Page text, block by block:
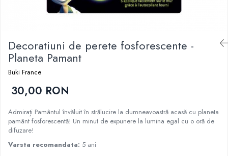
Instrumente muzicale pentru copii
Caruseluri muzicale
Joc de rol
Storytelling
Banc de lucru pentru copii
Papusi de mana
Casa de papusi
Cadou copii 8 ani
Cadou copii 10 ani
Cadou copii 11 ani
Cadou copii 12 ani
Decoratiuni de perete fosforescente -
Planeta Pamant
Buki France
30,00 RON
Admirați Pamântul învăluit în strălucire la dumneavoastră acasă cu planeta
pamânt fosforescentă! Un minut de expunere la lumina egal cu o oră de
difuzare!
Varsta recomandata: 5 ani